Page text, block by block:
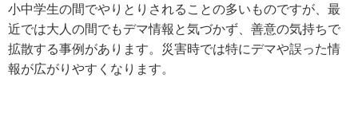
小中学生の間でやりとりされることの多いものですが、最
近では大人の間でもデマ情報と気づかず、善意の気持ちで
拡散する事例があります。災害時では特にデマや誤った情
報が広がりやすくなります。